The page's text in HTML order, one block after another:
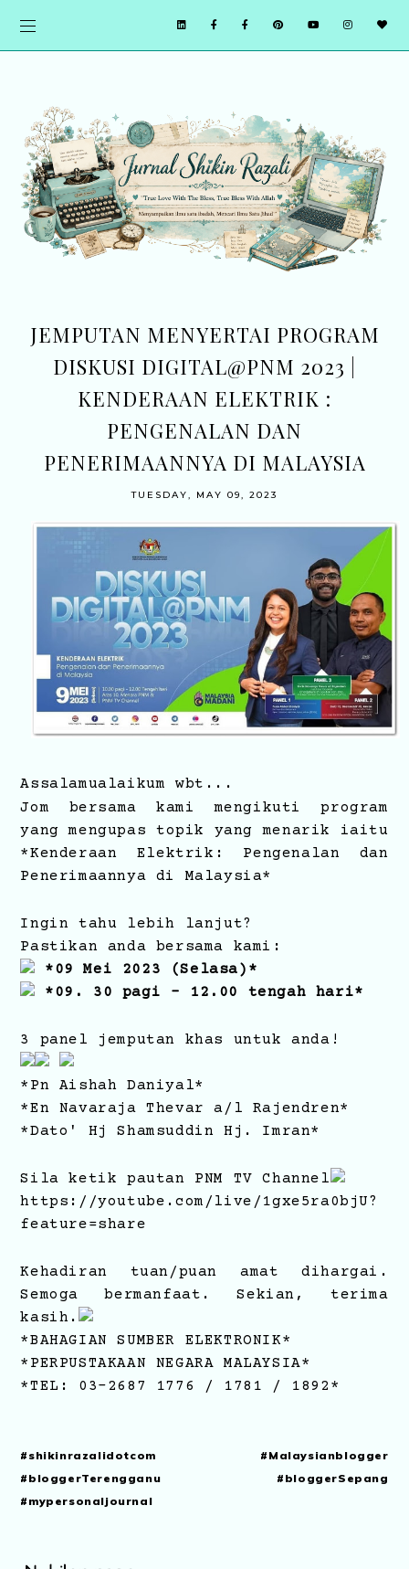
JEMPUTAN MENYERTAI PROGRAM
DISKUSI DIGITAL@PNM 2023 |
KENDERAAN ELEKTRIK :
PENGENALAN DAN
PENERIMAANNYA DI MALAYSIA
TUESDAY, MAY 09, 2023
Assalamualaikum wbt...
Jom bersama kami mengikuti program
yang mengupas topik yang menarik iaitu
*Kenderaan Elektrik: Pengenalan dan
Penerimaannya di Malaysia*
Ingin tahu lebih lanjut?
Pastikan anda bersama kami:
*09 Mei 2023 (Selasa)*
*09. 30 pagi - 12.00 tengah hari*
3 panel jemputan khas untuk anda!
*Pn Aishah Daniyal*
*En Navaraja Thevar a/l Rajendren*
*Dato' Hj Shamsuddin Hj. Imran*
Sila ketik pautan PNM TV Channel
https://youtube.com/live/1gxe5ra0bjU?
feature=share
Kehadiran tuan/puan amat dihargai.
Semoga bermanfaat. Sekian, terima
kasih.
*BAHAGIAN SUMBER ELEKTRONIK*
*PERPUSTAKAAN NEGARA MALAYSIA*
*TEL: 03-2687 1776 / 1781 / 1892*
#shikinrazalidotcom #Malaysianblogger
#bloggerTerengganu #bloggerSepang
#mypersonaljournal